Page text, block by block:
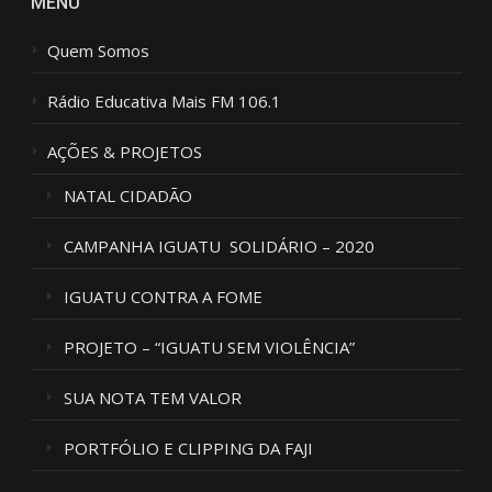
Quem Somos
Rádio Educativa Mais FM 106.1
AÇÕES & PROJETOS
NATAL CIDADÃO
CAMPANHA IGUATU SOLIDÁRIO – 2020
IGUATU CONTRA A FOME
PROJETO – “IGUATU SEM VIOLÊNCIA”
SUA NOTA TEM VALOR
PORTFÓLIO E CLIPPING DA FAJI